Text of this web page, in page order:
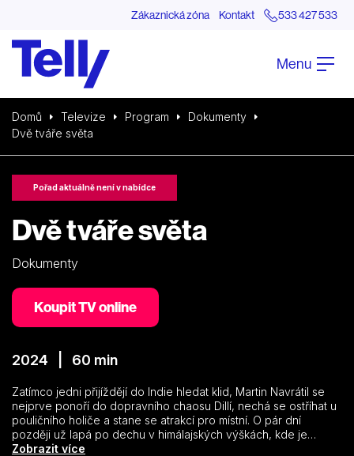
Zákaznická zóna Kontakt 533 427 533
Menu
Domů Televize Program
Dokumenty
Dvě tváře světa
Pořad aktuálně není v nabídce
Dvě tváře světa
Dokumenty
Koupit TV online
2024 | 60 min
Zatímco jedni přijíždějí do Indie hledat klid, Martin Navrátil se
nejprve ponoří do dopravního chaosu Dillí, nechá se ostříhat u
pouličního holiče a stane se atrakcí pro místní. O pár dní
později už lapá po dechu v himálajských výškách, kde je
luxusem samotný kyslík. Známý slovenský cestovatel Martin
Zobrazit více